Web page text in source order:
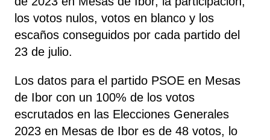
los votos nulos, votos en blanco y los
escaños conseguidos por cada partido del
23 de julio.
Los datos para el partido PSOE en Mesas
de Ibor con un 100% de los votos
escrutados en las Elecciones Generales
2023 en Mesas de Ibor es de 48 votos, lo